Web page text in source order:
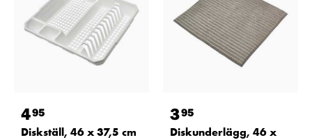
495
Diskställ, 46 x 37,5 cm
395
Diskunderlägg, 46 x